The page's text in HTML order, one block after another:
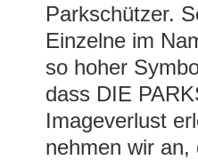
Parkschützer.
Einzelne im
so hoher
dass DIE
Imageverlust
nehmen wir